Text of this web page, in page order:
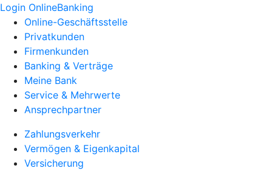
Login OnlineBanking
Online-Geschäftsstelle
Privatkunden
Firmenkunden
Banking & Verträge
Meine Bank
Service & Mehrwerte
Ansprechpartner
Zahlungsverkehr
Vermögen & Eigenkapital
Versicherung